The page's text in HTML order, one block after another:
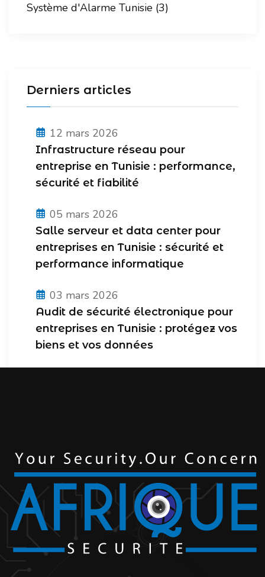
Système d'Alarme Tunisie (3)
Derniers articles
12 mars 2026
Infrastructure réseau pour
entreprise en Tunisie : performance,
sécurité et fiabilité
05 mars 2026
Salle serveur et data center pour
entreprises en Tunisie : sécurité et
performance informatique
03 mars 2026
Audit de sécurité électronique pour
entreprises en Tunisie : protégez vos
biens et vos données